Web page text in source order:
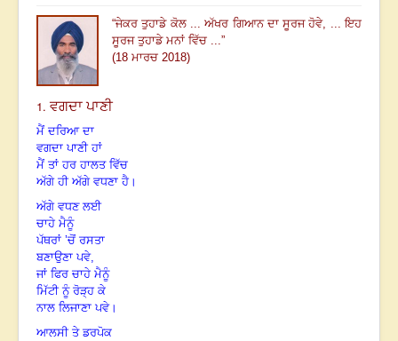
ਸਰੋਕਾਰ ਦੇ ਲੇਖਕ
ਸੰਪਰਕ
We have 97 guests and no members online
2792233
“ਜੇਕਰ ਤੁਹਾਡੇ ਕੋਲ ...ਅੱਖਰ ਗਿਆਨ ਦਾ ਸੂਰਜ ਹੋਵੇ, ...ਇਹ
ਸੂਰਜ ਤੁਹਾਡੇ ਮਨਾਂ ਵਿੱਚ ...”
(18 ਮਾਰਚ 2018)
1. ਵਗਦਾ ਪਾਣੀ
ਮੈਂ ਦਰਿਆ ਦਾ
ਵਗਦਾ ਪਾਣੀ ਹਾਂ
ਮੈਂ ਤਾਂ ਹਰ ਹਾਲਤ ਵਿੱਚ
ਅੱਗੇ ਹੀ ਅੱਗੇ ਵਧਣਾ ਹੈ।
ਅੱਗੇ ਵਧਣ ਲਈ
ਚਾਹੇ ਮੈਨੂੰ
ਪੱਥਰਾਂ ’ਚੋਂ ਰਸਤਾ
ਬਣਾਉਣਾ ਪਵੇ,
ਜਾਂ ਫਿਰ ਚਾਹੇ ਮੈਨੂੰ
ਮਿੱਟੀ ਨੂੰ ਰੋੜ੍ਹ ਕੇ
ਨਾਲ ਲਿਜਾਣਾ ਪਵੇ।
ਆਲਸੀ ਤੇ ਡਰਪੋਕ